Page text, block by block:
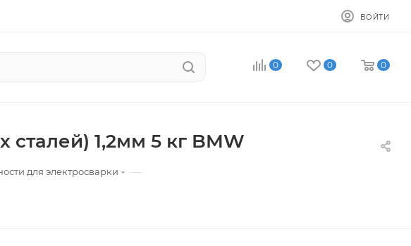
ВОЙТИ
0 0 0
1,2мм 5 кг BMW
для электросварки —